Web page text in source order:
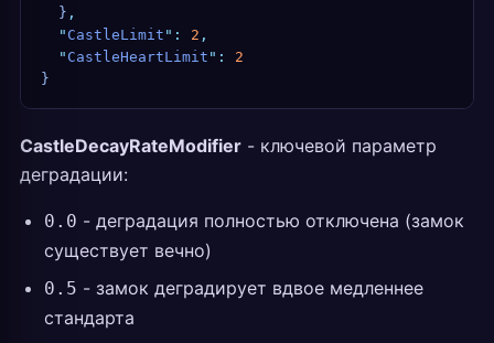
  }
,
  "
CastleLimit " : 2 ,
  "
CastleHeartLimit " :
2
}
CastleDecayRateModifier - ключевой параметр
деградации:
0.0 - деградация полностью отключена (замок
существует вечно)
0.5 - замок деградирует вдвое медленнее
стандарта